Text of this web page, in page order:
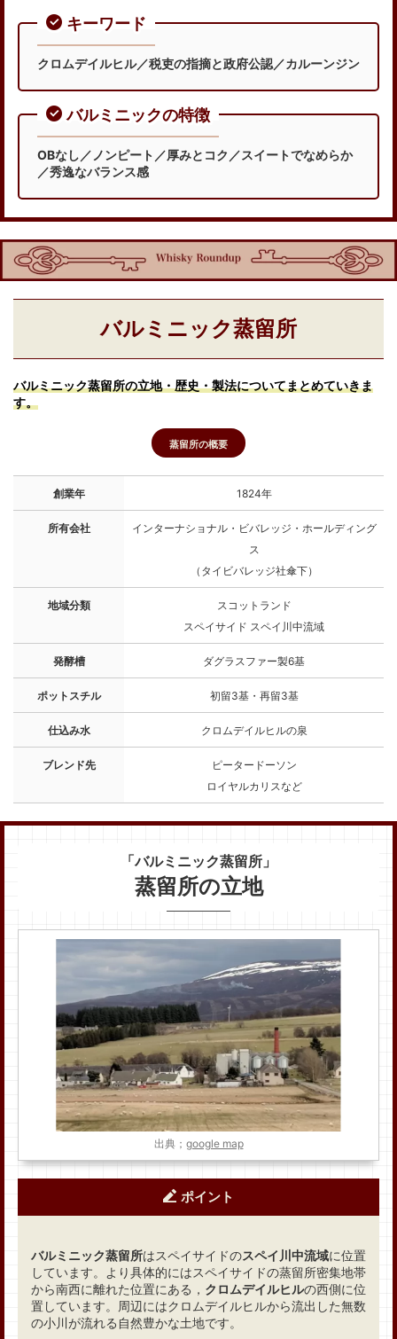
キーワード
クロムデイルヒル／税吏の指摘と政府公認／カルーンジン
バルミニックの特徴
OBなし／ノンピート／厚みとコク／スイートでなめらか
／秀逸なバランス感
バルミニック蒸留所
バルミニック蒸留所の立地・歴史・製法についてまとめていきま
す。
蒸留所の概要
創業年 1824年
所有会社
インターナショナル・ビバレッジ・ホールディング
ス
（タイビバレッジ社傘下）
地域分類
スコットランド
スペイサイド スペイ川中流域
発酵槽 ダグラスファー製6基
ポットスチル 初留3基・再留3基
仕込み水 クロムデイルヒルの泉
ブレンド先
ピータードーソン
ロイヤルカリスなど
「バルミニック蒸留所」
蒸留所の立地
出典； google map
ポイント
バルミニック蒸留所はスペイサイドのスペイ川中流域に位置
しています。より具体的にはスペイサイドの蒸留所密集地帯
から南西に離れた位置にある， クロムデイルヒルの西側に位
置しています。周辺にはクロムデイルヒルから流出した無数
の小川が流れる自然豊かな土地です。